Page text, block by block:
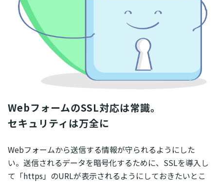
WebフォームのSSL対応は常識。
セキュリティは万全に
Webフォームから送信する情報が守られるようにした
い。送信されるデータを暗号化するために、SSLを導入し
て「https」のURLが表示されるようにしておきたいとこ